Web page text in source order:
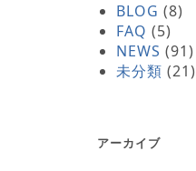
BLOG (8)
FAQ (5)
NEWS (91)
未分類 (21)
アーカイブ